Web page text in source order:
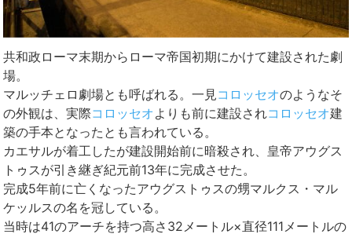
共和政ローマ末期からローマ帝国初期にかけて建設された劇
場。
マルッチェロ劇場とも呼ばれる。一見コロッセオのようなそ
の外観は、実際コロッセオ よりも前に建設されコロッセオ建
築の手本となったとも言われている。
カエサルが着工したが建設開始前に暗殺され、皇帝アウグス
トゥスが引き継ぎ紀元前13年に完成させた。
完成5年前に亡くなったアウグストゥスの甥マルクス・マル
ケッルスの名を冠している。
当時は41のアーチを持つ高さ32メートル×直径111メートルの